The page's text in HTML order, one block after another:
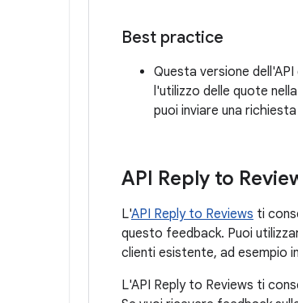
Best practice
Questa versione
l'utilizzo delle quote nella
puoi inviare una
API Reply to
L'API Reply to Reviews ti
questo feedback. Puoi
clienti esistente, ad esempio
L'API Reply to Reviews ti